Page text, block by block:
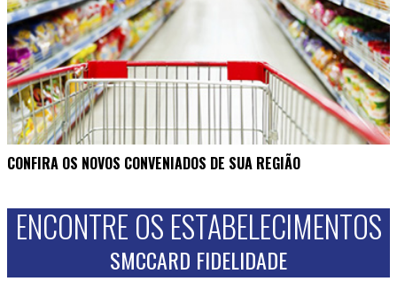
CONFIRA OS NOVOS CONVENIADOS DE SUA REGIÃO
ENCONTRE OS ESTABELECIMENTOS
SMCCARD FIDELIDADE